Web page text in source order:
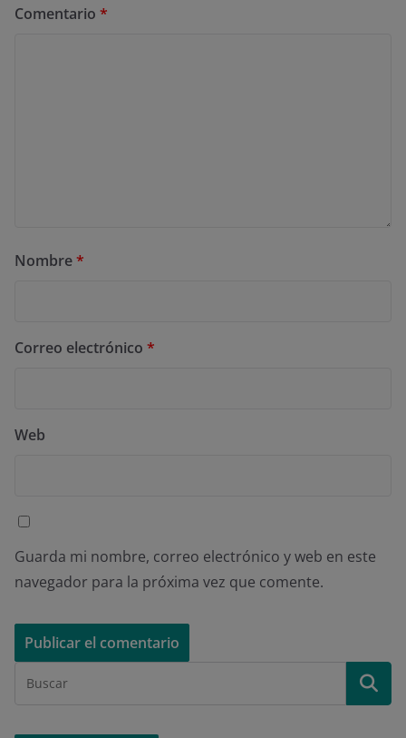
Comentario *
Nombre*
Correo electrónico *
Web
Guarda mi nombre, correo electrónico y web en este
navegador para la próxima vez que comente.